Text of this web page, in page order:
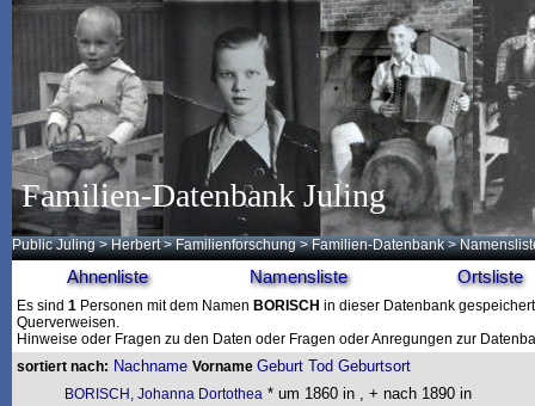
Familien-Datenbank Juling
Public Juling >Herbert >Familienforschung >Familien-Datenbank >
Ahnenliste Namensliste Ortsliste
Es sind 1 Personen mit dem Namen BORISCH in dieser Datenbank
Querverweisen.
Hinweise oder Fragen zu den Daten oder Fragen oder Anregungen zur
sortiert nach: Nachname Vorname Geburt Tod Geburtsort
BORISCH, Johanna Dortothea * um 1860 in , + nach 1890 in